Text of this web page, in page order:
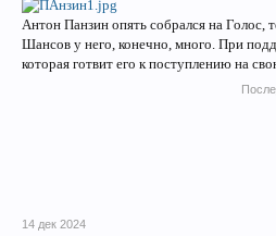
Антон Панзин опять собрался на Голос,
Шансов у него, конечно, много. При
которая готвит его к поступлению на
14 дек 2024